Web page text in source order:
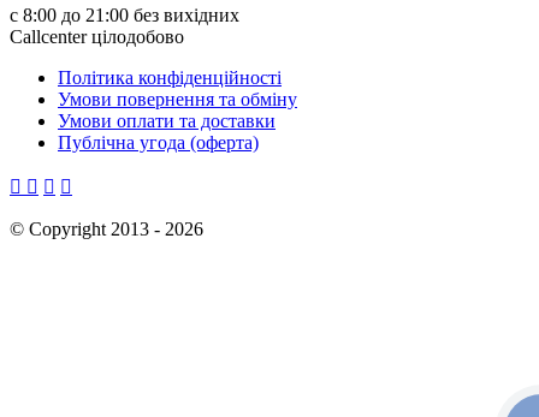
с 8:00 до 21:00 без вихідних
Callcenter цілодобово
Політика конфіденційності
Умови повернення та обміну
Умови оплати та доставки
Публічна угода (оферта)
   
© Copyright 2013 - 2026